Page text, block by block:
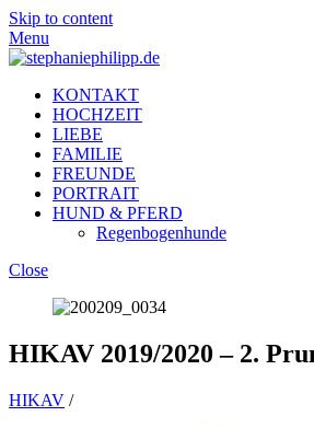
Skip to content
Menu
KONTAKT
HOCHZEIT
LIEBE
FAMILIE
FREUNDE
PORTRAIT
HUND & PFERD
Regenbogenhunde
Close
HIKAV 2019/2020 – 2.
HIKAV /